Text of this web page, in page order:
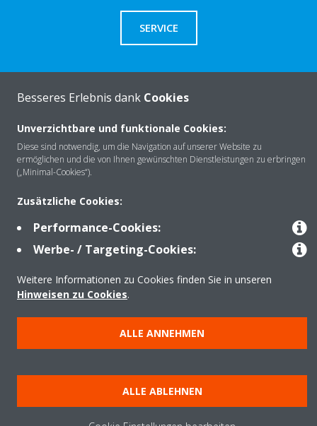
SERVICE
Lösungen
Kontakt
Produkte
Impressum
Hinweis zu Cookies
Datenschutzerklärung
Besseres Erlebnis dank Cookies
Unverzichtbare und funktionale Cookies:
Diese sind notwendig, um die Navigation auf unserer Website zu
ermöglichen und die von Ihnen gewünschten Dienstleistungen zu erbringen
(„Minimal-Cookies“).
Zusätzliche Cookies:
Performance-Cookies:
Werbe- / Targeting-Cookies:
Weitere Informationen zu Cookies finden Sie in unseren
Hinweisen zu Cookies.
ALLE ANNEHMEN
ALLE ABLEHNEN